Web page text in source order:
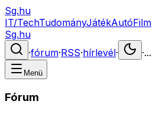
Sg.hu
IT/TechTudományJátékAutóFilm
Sg.hu
·fórum·RSS·hírlevél· ·...
Menü
Fórum